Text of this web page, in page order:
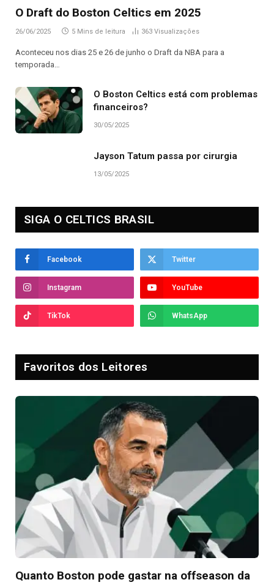
O Draft do Boston Celtics em 2025
26/06/2025 5 Mins de leitura 363 Visualizações
Aconteceu nos dias 25 e 26 de junho o Draft da NBA para a
temporada…
O Boston Celtics está com problemas
financeiros?
30/05/2025
Jayson Tatum passa por cirurgia
13/05/2025
SIGA O CELTICS BRASIL
Facebook Twitter
Instagram YouTube
TikTok WhatsApp
Favoritos dos Leitores
Quanto Boston pode gastar na offseason da